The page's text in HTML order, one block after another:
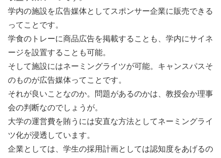
学内の施設を広告媒体としてスポンサー企業に販売できる
ってことです。
学食のトレーに商品広告を掲載することも、学内にサイネ
ージを設置することも可能。
そして施設にはネーミングライツが可能。キャンスパスそ
のものが広告媒体ってことです。
それが良いことなのか。問題があるのかは、教授会か理事
会の判断なのでしょうが。
大学の運営費を賄うには安直な方法としてネーミングライ
ツ化が浸透しています。
企業としては、学生の採用計画としては認知度をあげるの